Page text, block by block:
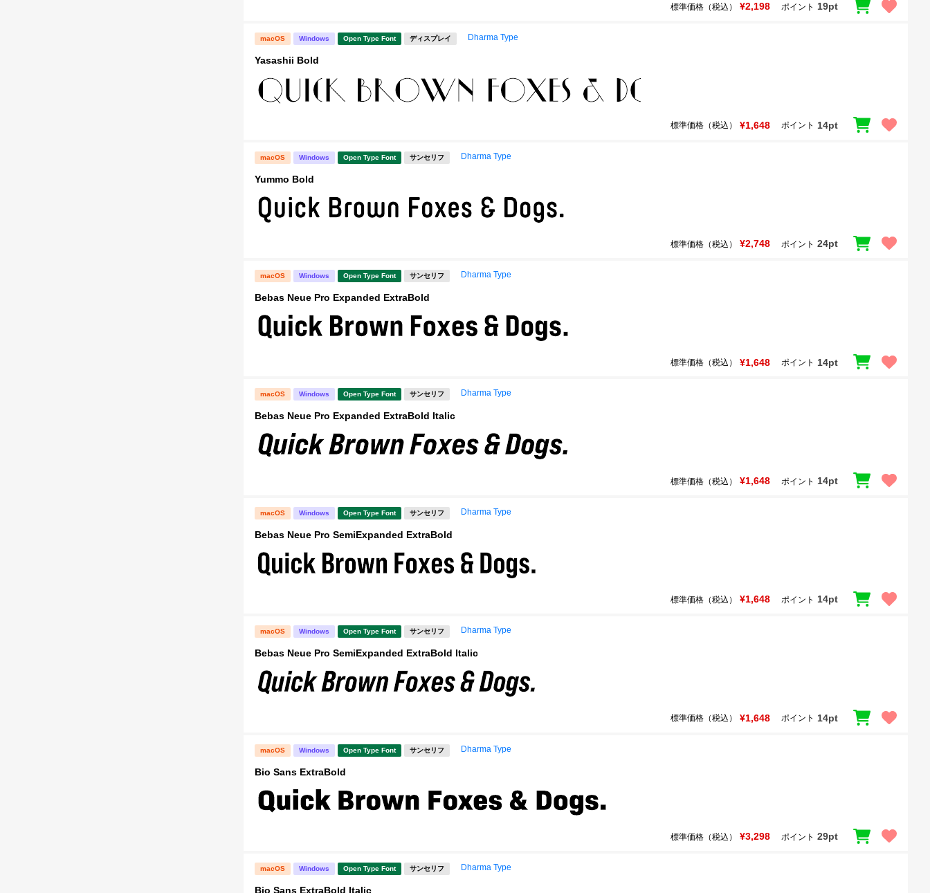
標準価格（税込） ¥2,198 ポイント 19pt
macOS Windows Open Type Font ディスプレイ Dharma Type
Yasashii Bold
標準価格（税込） ¥1,648 ポイント 14pt
macOS Windows Open Type Font サンセリフ Dharma Type
Yummo Bold
標準価格（税込） ¥2,748 ポイント 24pt
macOS Windows Open Type Font サンセリフ Dharma Type
Bebas Neue Pro Expanded ExtraBold
標準価格（税込） ¥1,648 ポイント 14pt
macOS Windows Open Type Font サンセリフ Dharma Type
Bebas Neue Pro Expanded ExtraBold Italic
標準価格（税込） ¥1,648 ポイント 14pt
macOS Windows Open Type Font サンセリフ Dharma Type
Bebas Neue Pro SemiExpanded ExtraBold
標準価格（税込） ¥1,648 ポイント 14pt
macOS Windows Open Type Font サンセリフ Dharma Type
Bebas Neue Pro SemiExpanded ExtraBold Italic
標準価格（税込） ¥1,648 ポイント 14pt
macOS Windows Open Type Font サンセリフ Dharma Type
Bio Sans ExtraBold
標準価格（税込） ¥3,298 ポイント 29pt
macOS Windows Open Type Font サンセリフ Dharma Type
Bio Sans ExtraBold Italic